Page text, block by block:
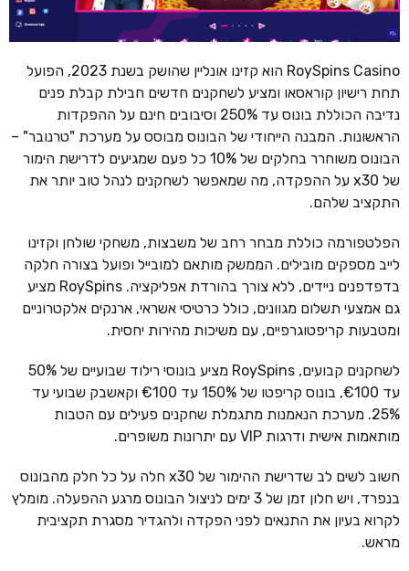
RoySpins Casino הוא קזינו אונליין שהושק בשנת 2023, הפועל
תחת רישיון קוראסאו ומציע לשחקנים חדשים חבילת קבלת פנים
נדיבה הכוללת בונוס עד 250% וסיבובים חינם על ההפקדות
הראשונות. המבנה הייחודי של הבונוס מבוסס על מערכת "טרנובר" –
הבונוס משוחרר בחלקים של 10% כל פעם שמגיעים לדרישת הימור
של x30 על ההפקדה, מה שמאפשר לשחקנים לנהל טוב יותר את
התקציב שלהם.
הפלטפורמה כוללת מבחר רחב של משבצות, משחקי שולחן וקזינו
לייב מספקים מובילים. הממשק מותאם למובייל ופועל בצורה חלקה
בדפדפנים ניידים, ללא צורך בהורדת אפליקציה. RoySpins מציע
גם אמצעי תשלום מגוונים, כולל כרטיסי אשראי, ארנקים אלקטרוניים
ומטבעות קריפטוגרפיים, עם משיכות מהירות יחסית.
לשחקנים קבועים, RoySpins מציע בונוסי רילוד שבועיים של 50%
עד €100, בונוס קריפטו של 150% עד €100 וקאשבק שבועי עד
25%. מערכת הנאמנות מתגמלת שחקנים פעילים עם הטבות
מותאמות אישית ודרגות VIP עם יתרונות משופרים.
חשוב לשים לב שדרישת ההימור של x30 חלה על כל חלק מהבונוס
בנפרד, ויש חלון זמן של 3 ימים לניצול הבונוס מרגע ההפעלה. מומלץ
לקרוא בעיון את התנאים לפני הפקדה ולהגדיר מסגרת תקציבית
מראש.